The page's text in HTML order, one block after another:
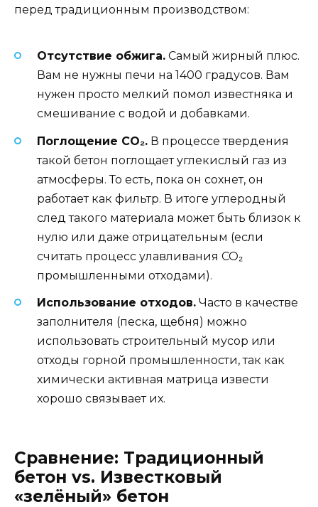
перед традиционным производством:
Отсутствие обжига. Самый жирный плюс.
Вам не нужны печи на 1400 градусов. Вам
нужен просто мелкий помол известняка и
смешивание с водой и добавками.
Поглощение CO₂. В процессе твердения
такой бетон поглощает углекислый газ из
атмосферы. То есть, пока он сохнет, он
работает как фильтр. В итоге углеродный
след такого материала может быть близок к
нулю или даже отрицательным (если
считать процесс улавливания CO₂
промышленными отходами).
Использование отходов. Часто в качестве
заполнителя (песка, щебня) можно
использовать строительный мусор или
отходы горной промышленности, так как
химически активная матрица извести
хорошо связывает их.
Сравнение: Традиционный
бетон vs. Известковый
«зелёный» бетон